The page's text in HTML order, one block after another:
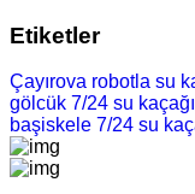
Etiketler
Çayırova robotla su
gölcük 7/24 su
başiskele 7/24 su